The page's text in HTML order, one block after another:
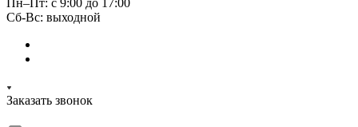
Пн–Пт: с 9:00 до 17:00
Сб-Вс: выходной
Заказать звонок